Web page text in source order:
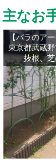
主なお
【バラのア
東京都武蔵
抜根、